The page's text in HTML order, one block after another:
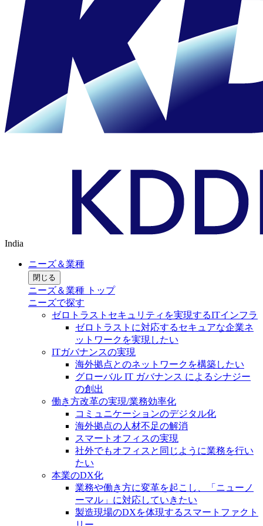
India
ニーズ＆業種
閉じる
ニーズ＆業種 トップ
ニーズで探す
ゼロトラストセキュリティを実現するITインフラ
ゼロトラストに対応するセキュアな企業ネ
ットワークを実現したい
ITガバナンスの実現
海外拠点とのネットワークを構築したい
グローバル IT ガバナンス によるシナジー
の創出
働き方改革の実現/業務効率化
コミュニケーションのデジタル化
海外拠点の人材不足の解消
スマートオフィスの実現
社外でもオフィスと同じように業務を行い
たい
本業のDX化
業務や働き方に変革を起こし、「ニューノ
ーマル」に対応していきたい
製造現場のDXを体現するスマートファクト